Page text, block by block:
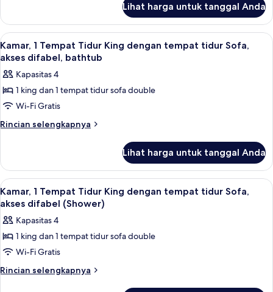
dengan
tempat
tidur
Sofa,
akses
difabel
(Shower)
Suite,
Tempat
Tidur
dengan
tempat
Sofa,
akses
difabel
Lihat harga untuk tanggal Anda
Lihat
semua
foto
untuk
Kamar,
1
Tempat
dengan
tempat
tidur
Sofa,
akses
difabel,
bathtub
Seprai premium, bantalan ekstra
7
Kamar, 1 Tempat Tidur King dengan tempat tidur Sofa,
akses difabel, bathtub
Kapasitas 4
1 king dan 1 tempat tidur sofa double
Wi-Fi Gratis
Rincian selengkapnya
Rincian
Kamar,
Tempat
Tidur
dengan
tempat
Sofa,
akses
difabel,
Lihat harga untuk tanggal Anda
Lihat
semua
foto
untuk
Kamar,
1
Tempat
Seprai premium, bantalan ekstra
7
Kamar, 1 Tempat Tidur King dengan tempat tidur Sofa,
akses difabel (Shower)
Kapasitas 4
1 king dan 1 tempat tidur sofa double
Wi-Fi Gratis
Rincian selengkapnya
Rincian